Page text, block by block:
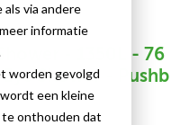
via andere
informatie
worden gevolgd
een kleine
te onthouden dat
- 1350L - 76
Shower - Pushb